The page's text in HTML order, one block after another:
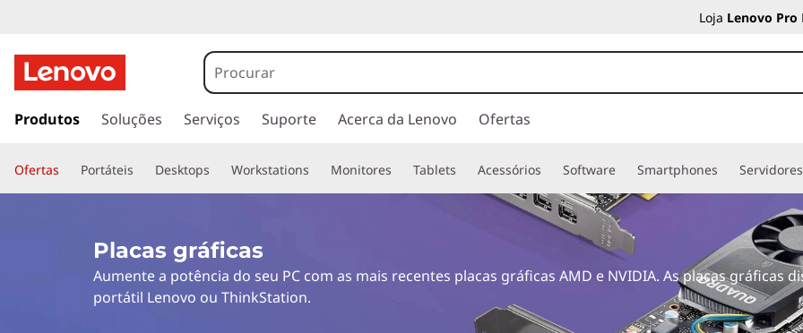
Loja Lenovo Pro
a
a
r
Produtos Soluções Serviços Suporte Acerca da Lenovo Ofertas
Ofertas Portáteis Desktops Workstations Monitores Tablets Acessórios Software Smartphones
Placas gráficas
Aumente a potência do seu PC com as mais recentes placas gráficas AMD e NVIDIA. As placas gráficas
portátil Lenovo ou ThinkStation.